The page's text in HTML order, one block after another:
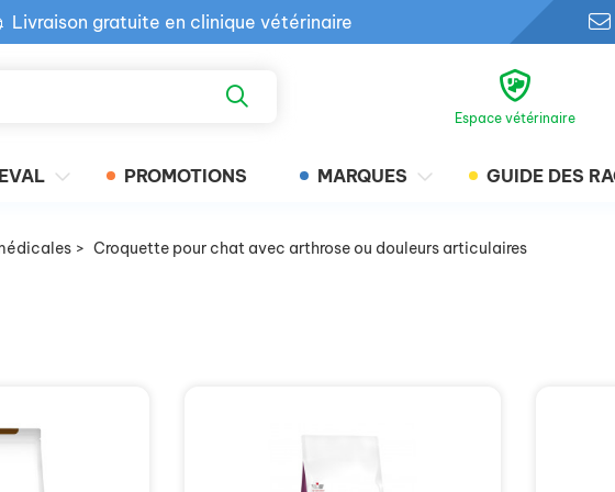
Livraison gratuite en clinique vétérinaire
Retour produit gratuit en clinique
Espace vétérinaire
PROMOTIONS MARQUES GUIDE DES
> Croquette pour chat avec arthrose ou douleurs articulaires